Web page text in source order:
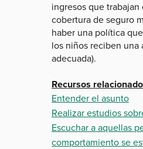
ingresos que
cobertura de seguro
haber una política
los niños reciben una
adecuada).
Recursos
Entender el asunto
Realizar estudios
Escuchar a aquellas
comportamiento se